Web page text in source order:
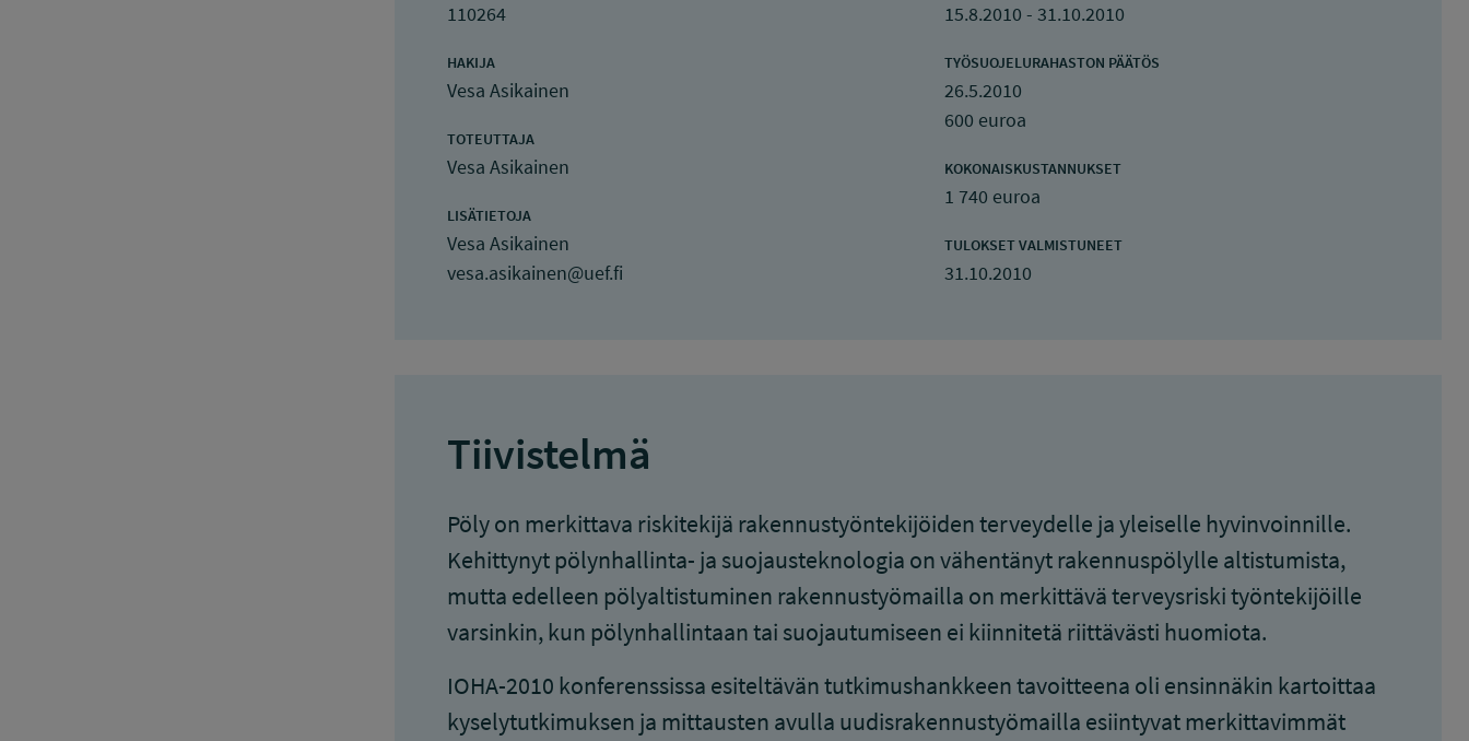
110264
HAKIJA
Vesa Asikainen
TOTEUTTAJA
Vesa Asikainen
LISÄTIETOJA
Vesa Asikainen
vesa.asikainen@uef.fi
15.8.2010 - 31.10.2010
TYÖSUOJELURAHASTON PÄÄTÖS
26.5.2010
600 euroa
KOKONAISKUSTANNUKSET
1 740 euroa
TULOKSET VALMISTUNEET
31.10.2010
Tiivistelmä
Pöly on merkittava riskitekijä rakennustyöntekijöiden terveydelle ja yleiselle hyvinvoinnille.
Kehittynyt pölynhallinta- ja suojausteknologia on vähentänyt rakennuspölylle altistumista,
mutta edelleen pölyaltistuminen rakennustyömailla on merkittävä terveysriski työntekijöille
varsinkin, kun pölynhallintaan tai suojautumiseen ei kiinnitetä riittävästi huomiota.
IOHA-2010 konferenssissa esiteltävän tutkimushankkeen tavoitteena oli ensinnäkin kartoittaa
kyselytutkimuksen ja mittausten avulla uudisrakennustyömailla esiintyvat merkittavimmät